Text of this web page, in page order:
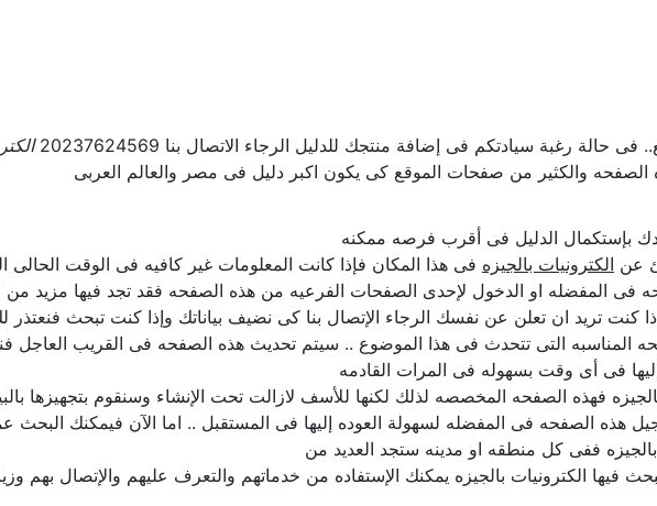
حالة رغبة سيادتكم فى إضافة منتجك للدليل الرجاء الاتصال بنا 20237624569
الصفحه والكثير من صفحات الموقع كى يكون اكبر دليل فى مصر والعالم العربى
بإستكمال الدليل فى أقرب فرصه ممكنه
عن الكترونيات بالجيزه فى هذا المكان فإذا كانت المعلومات غير كافيه فى الوقت الحالى
المفضله او الدخول لإحدى الصفحات الفرعيه من هذه الصفحه فقد تجد فيها مزيد من
كنت تريد ان تعلن عن نفسك الرجاء الإتصال بنا كى نضيف بياناتك وإذا كنت تبحث فنعتذر
المناسبه التى تتحدث فى هذا الموضوع .. سيتم تحديث هذه الصفحه فى القريب العاجل
فى أى وقت بسهوله فى المرات القادمه
فهذه الصفحه المخصصه لذلك لكنها للأسف لازالت تحت الإنشاء وسنقوم بتجهيزها
هذه الصفحه فى المفضله لسهولة العوده إليها فى المستقبل .. اما الآن فيمكنك البحث
ففى كل منطقه او مدينه ستجد العديد من
فيها الكترونيات بالجيزه يمكنك الإستفاده من خدماتهم والتعرف عليهم والإتصال بهم